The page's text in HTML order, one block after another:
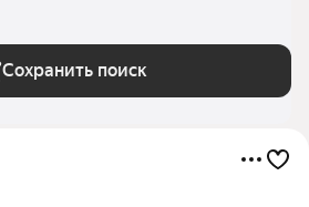
Сохранить поиск